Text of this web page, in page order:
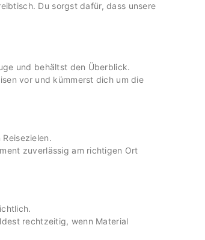
Du sorgst dafür, dass unsere
und behältst den Überblick.
vor und kümmerst dich um die
zuverlässig am richtigen Ort
rechtzeitig, wenn Material